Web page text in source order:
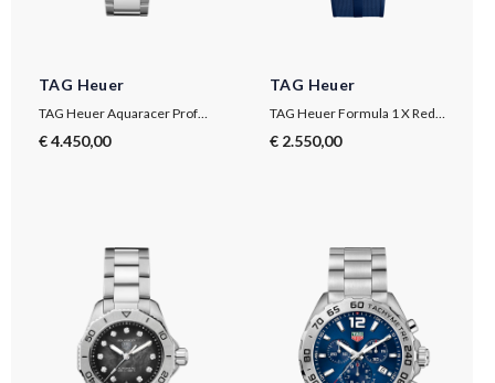
TAG Heuer
TAG Heuer Aquaracer Professional 300 Date
€ 4.450,00
TAG Heuer
TAG Heuer Formula 1 X Red Bull Racing Special Edition
€ 2.550,00